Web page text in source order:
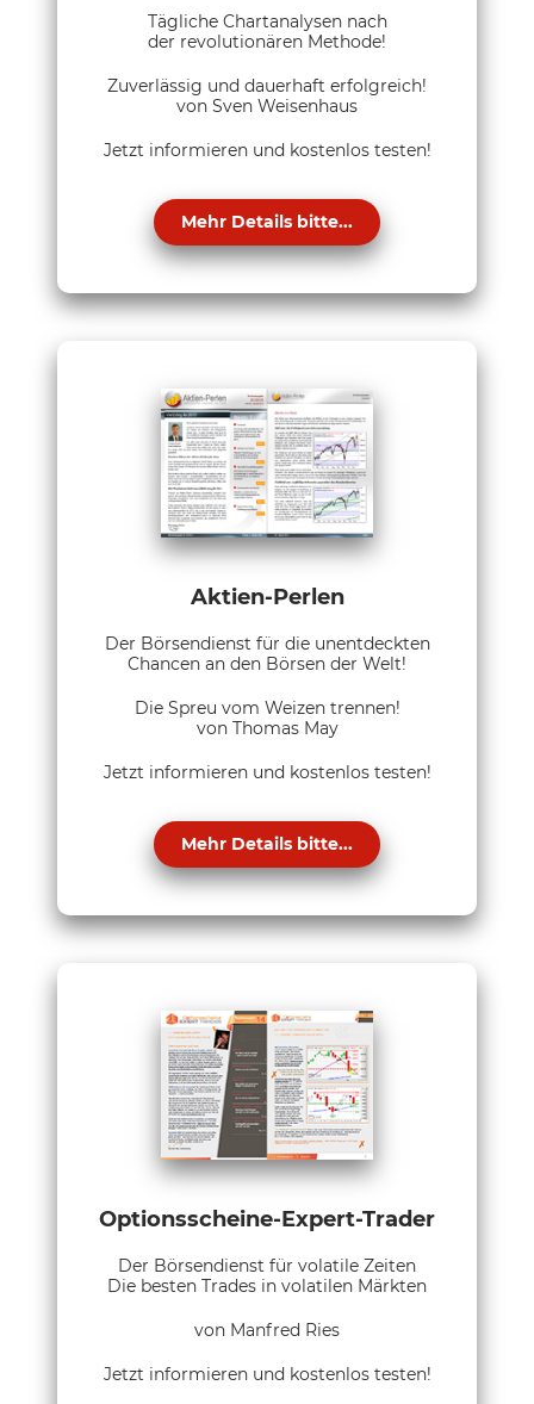
Tägliche Chartanalysen nach
der revolutionären Methode!
Zuverlässig und dauerhaft erfolgreich!
von Sven Weisenhaus
Jetzt informieren und kostenlos testen!
Mehr Details bitte...
Aktien-Perlen
Der Börsendienst für die unentdeckten
Chancen an den Börsen der Welt!
Die Spreu vom Weizen trennen!
von Thomas May
Jetzt informieren und kostenlos testen!
Mehr Details bitte...
Optionsscheine-Expert-Trader
Der Börsendienst für volatile Zeiten
Die besten Trades in volatilen Märkten
von Manfred Ries
Jetzt informieren und kostenlos testen!